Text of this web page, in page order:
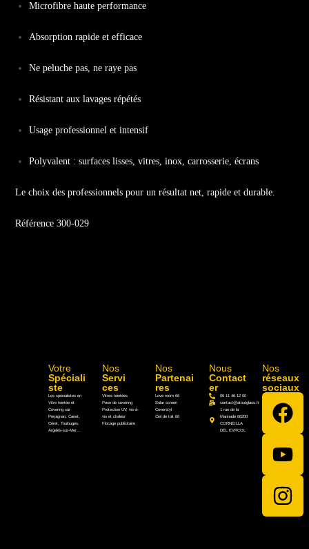
Microfibre haute performance
Absorption rapide et efficace
Ne peluche pas, ne raye pas
Résistant aux lavages répétés
Usage professionnel et intensif
Polyvalent : surfaces lisses, vitres, inox, carrosserie, écrans
Le choix des professionnels pour un résultat net, rapide et durable.
Référence 300-029
Votre
Spéciali
ste
Les spécialistes en
Vitre teintée et
Covering sur
Perpignan, Canet,
Céret, Toulouges,
Argelés-sur-Mer…
Nos
Servi
ces
Vitres teintées
Pose de covering
Protection UV, vis-à-
vis et chaleur
Flocage publicitaire
Nos
Partenai
res
Love room 66
Solar screen
Coverstyl
Ciel de toit 66
Nous
Contact
er
06 11 46 12 00
contact@atoutglass.fr
1 rue de la
Marinade 66200
CORNEILLA
DEL EVRCOL
Nos
réseaux
sociaux